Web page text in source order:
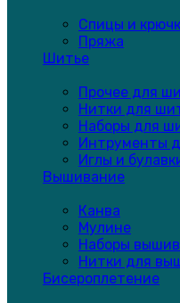
Спицы и
Пряжа
Шитье
Прочее для
Нитки для
Наборы для
Интрументы
Иглы и
Вышивание
Канва
Мулине
Наборы
Нитки для
Бисероплетение